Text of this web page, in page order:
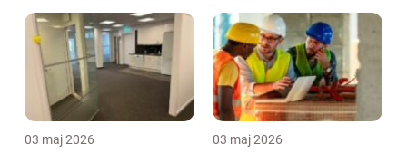
03 maj 2026 03 maj 2026